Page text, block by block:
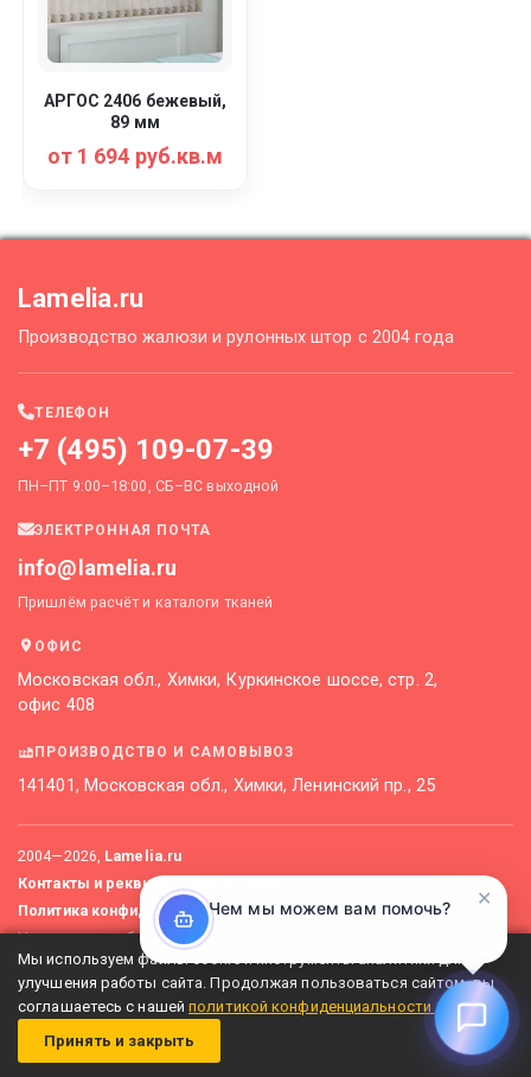
АРГОС 2406 бежевый,
89 мм
от 1 694 руб.кв.м
Lamelia.ru
Производство жалюзи и рулонных штор с 2004 года
ТЕЛЕФОН
+7 (495) 109-07-39
ПН–ПТ 9:00–18:00, СБ–ВС выходной
ЭЛЕКТРОННАЯ ПОЧТА
info@lamelia.ru
Пришлём расчёт и каталоги тканей
ОФИС
Московская обл., Химки, Куркинское шоссе, стр. 2,
офис 408
ПРОИЗВОДСТВО И САМОВЫВОЗ
141401, Московская обл., Химки, Ленинский пр., 25
2004—2026 Lamelia.ru
Контакты и реквизиты
Политика конфиденциальности
Не является публичной офертой. Актуальные цены уточняйте
у менеджеров.
Мы используем файлы cookie и инструменты аналитики для
улучшения работы сайта. Продолжая пользоваться сайтом, вы
соглашаетесь с нашейполитикой конфиденциальности.
Принять и закрыть
✕
Чем мы можем вам помочь?